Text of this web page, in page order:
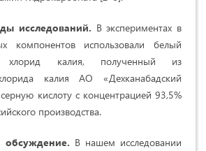
исследований. В экспериментах в
компонентов использовали белый
хлорид калия, полученный из
калия АО «Дехканабадский
кислоту с концентрацией 93,5%
производства.
обсуждение. В нашем исследовании